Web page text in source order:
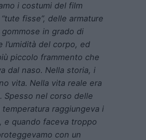
i costumi del film
fisse”, delle armature
in grado di
l’umidità del corpo, ed
piccolo frammento che
dal naso. Nella storia, i
vita. Nella vita reale era
Spesso nel corso delle
temperatura raggiungeva i
e quando faceva troppo
con un